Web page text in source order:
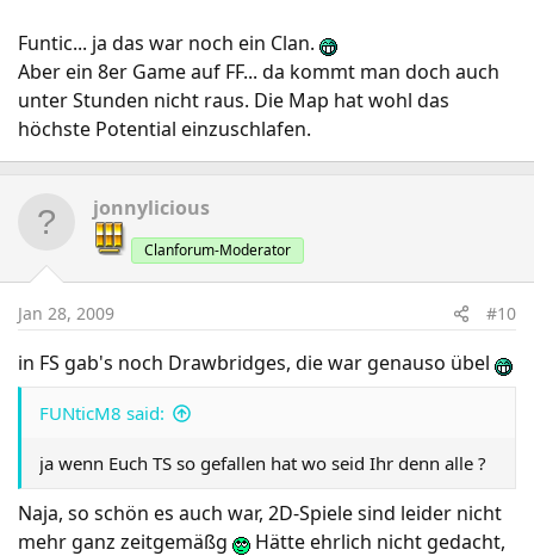
Funtic... ja das war noch ein Clan.
Aber ein 8er Game auf FF... da kommt man doch auch
unter Stunden nicht raus. Die Map hat wohl das
höchste Potential einzuschlafen.
jonnylicious
Clanforum-Moderator
Jan 28, 2009 #10
in FS gab's noch Drawbridges, die war genauso übel
FUNticM8 said:
ja wenn Euch TS so gefallen hat wo seid Ihr denn alle ?
Naja, so schön es auch war, 2D-Spiele sind leider nicht
mehr ganz zeitgemäßg
Hätte ehrlich nicht gedacht,